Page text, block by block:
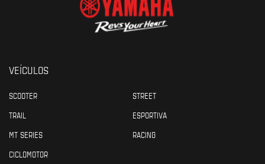
VEÍCULOS
SCOOTER
STREET
TRAIL
ESPORTIVA
MT SERIES
RACING
CICLOMOTOR